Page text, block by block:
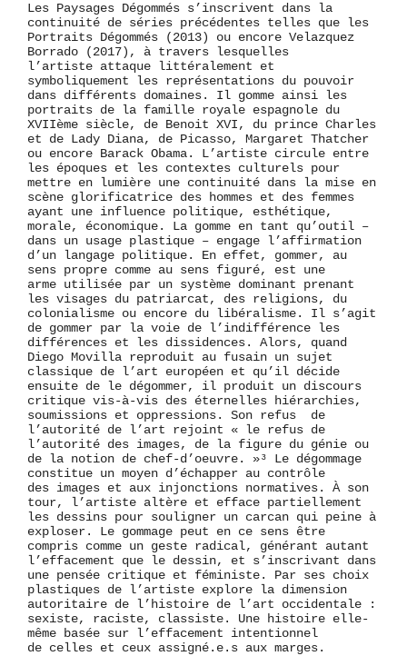
Les Paysages Dégommés s’inscrivent dans la
continuité de séries précédentes telles que les
Portraits Dégommés (2013) ou encore Velazquez
Borrado (2017), à travers lesquelles
l’artiste attaque littéralement et
symboliquement les représentations du pouvoir
dans différents domaines. Il gomme ainsi les
portraits de la famille royale espagnole du
XVIIème siècle, de Benoit XVI, du prince Charles
et de Lady Diana, de Picasso, Margaret Thatcher
ou encore Barack Obama. L’artiste circule entre
les époques et les contextes culturels pour
mettre en lumière une continuité dans la mise en
scène glorificatrice des hommes et des femmes
ayant une influence politique, esthétique,
morale, économique. La gomme en tant qu’outil –
dans un usage plastique – engage l’affirmation
d’un langage politique. En effet, gommer, au
sens propre comme au sens figuré, est une
arme utilisée par un système dominant prenant
les visages du patriarcat, des religions, du
colonialisme ou encore du libéralisme. Il s’agit
de gommer par la voie de l’indifférence les
différences et les dissidences. Alors, quand
Diego Movilla reproduit au fusain un sujet
classique de l’art européen et qu’il décide
ensuite de le dégommer, il produit un discours
critique vis-à-vis des éternelles hiérarchies,
soumissions et oppressions. Son refus de
l’autorité de l’art rejoint « le refus de
l’autorité des images, de la figure du génie ou
de la notion de chef-d’oeuvre. »³ Le dégommage
constitue un moyen d’échapper au contrôle
des images et aux injonctions normatives. À son
tour, l’artiste altère et efface partiellement
les dessins pour souligner un carcan qui peine à
exploser. Le gommage peut en ce sens être
compris comme un geste radical, générant autant
l’effacement que le dessin, et s’inscrivant dans
une pensée critique et féministe. Par ses choix
plastiques de l’artiste explore la dimension
autoritaire de l’histoire de l’art occidentale :
sexiste, raciste, classiste. Une histoire elle-
même basée sur l’effacement intentionnel
de celles et ceux assigné.e.s aux marges.